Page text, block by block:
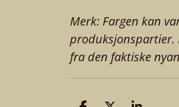
Merk: Fargen kan
produksjonspartier.
fra den faktiske